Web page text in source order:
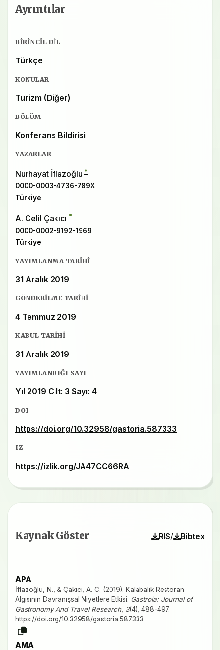
Ayrıntılar
BIRINCIL DIL
Türkçe
KONULAR
Turizm (Diğer)
BÖLÜM
Konferans Bildirisi
YAZARLAR
Nurhayat İflazoğlu *
0000-0003-4736-789X
Türkiye
A. Celil Çakıcı *
0000-0002-9192-1969
Türkiye
YAYIMLANMA TARIHI
31 Aralık 2019
GÖNDERILME TARIHI
4 Temmuz 2019
KABUL TARIHI
31 Aralık 2019
YAYIMLANDIĞI SAYI
Yıl 2019 Cilt: 3 Sayı: 4
DOI
https://doi.org/10.32958/gastoria.587333
IZ
https://izlik.org/JA47CC66RA
Kaynak Göster RIS/ Bibtex
APA
İflazoğlu, N., & Çakıcı, A. C. (2019). Kalabalık Restoran
Algısının Davranışsal Niyetlere Etkisi. Gastroia: Journal of
Gastronomy And Travel Research, 3(4), 488-497.
https://doi.org/10.32958/gastoria.587333
AMA